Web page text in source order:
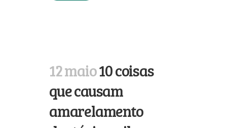
12 maio10 coisas
que causam
amarelamento